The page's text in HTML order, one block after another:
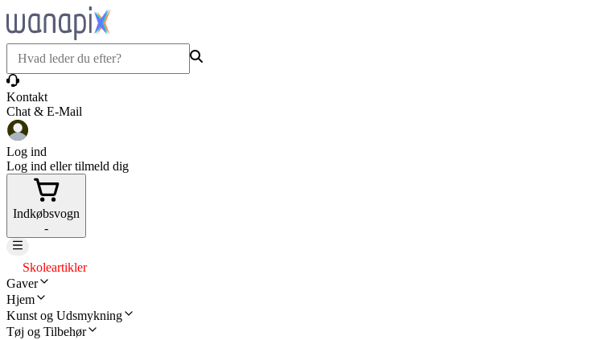
Kontakt
Chat & E-Mail
Log ind
Log ind eller tilmeld dig
Indkøbsvogn
-
Skoleartikler
Gaver
Hjem
Kunst og Udsmykning
Tøj og Tilbehør